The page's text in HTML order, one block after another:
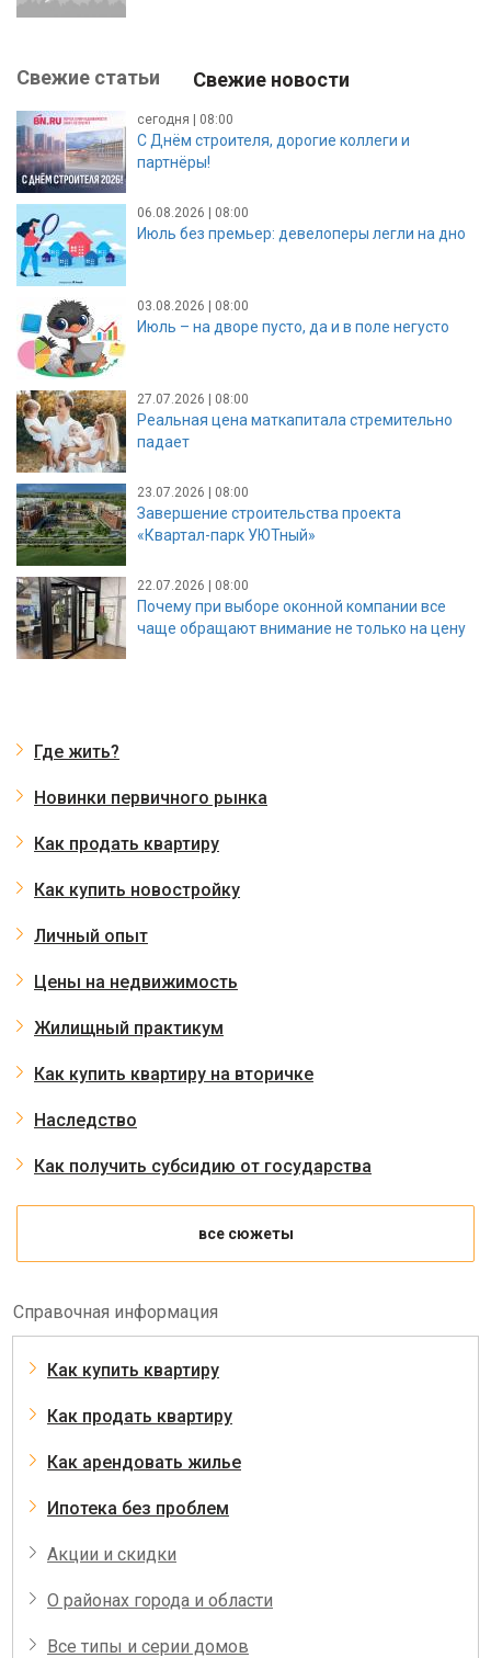
Свежие статьи Свежие новости
сегодня | 08:00
С Днём строителя, дорогие коллеги и
партнёры!
06.08.2026 | 08:00
Июль без премьер: девелоперы легли на дно
03.08.2026 | 08:00
Июль – на дворе пусто, да и в поле негусто
27.07.2026 | 08:00
Реальная цена маткапитала стремительно
падает
23.07.2026 | 08:00
Завершение строительства проекта
«Квартал-парк УЮТный»
22.07.2026 | 08:00
Почему при выборе оконной компании все
чаще обращают внимание не только на цену
Где жить?
Новинки первичного рынка
Как продать квартиру
Как купить новостройку
Личный опыт
Цены на недвижимость
Жилищный практикум
Как купить квартиру на вторичке
Наследство
Как получить субсидию от государства
все сюжеты
Справочная информация
Как купить квартиру
Как продать квартиру
Как арендовать жилье
Ипотека без проблем
Акции и скидки
О районах города и области
Все типы и серии домов